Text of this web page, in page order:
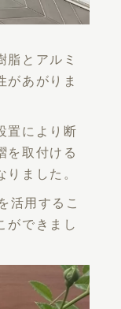
脂とアルミ
があがりま
置により断
を取付ける
ました。
活用するこ
ができまし